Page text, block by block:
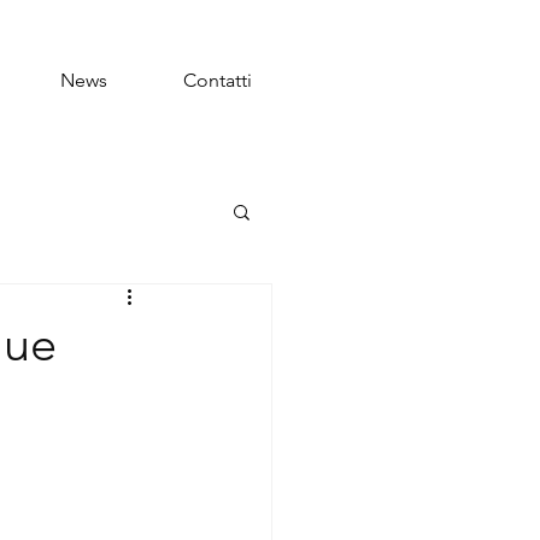
News Contatti